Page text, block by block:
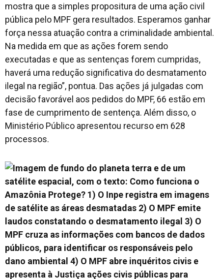
mostra que a simples propositura de uma ação civil
pública pelo MPF gera resultados. Esperamos ganhar
força nessa atuação contra a criminalidade ambiental.
Na medida em que as ações forem sendo
executadas e que as sentenças forem cumpridas,
haverá uma redução significativa do desmatamento
ilegal na região”, pontua. Das ações já julgadas com
decisão favorável aos pedidos do MPF, 66 estão em
fase de cumprimento de sentença. Além disso, o
Ministério Público apresentou recurso em 628
processos.